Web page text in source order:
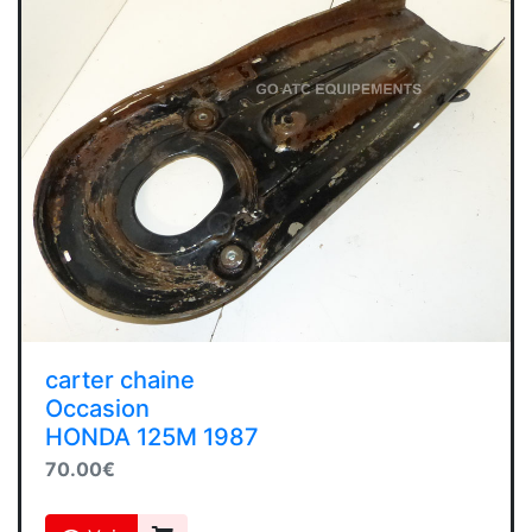
carter chaine
Occasion
HONDA 125M 1987
70.00€